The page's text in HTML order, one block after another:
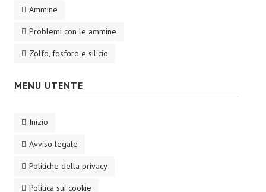
Ammine
Problemi con le ammine
Zolfo, fosforo e silicio
MENU UTENTE
Inizio
Avviso legale
Politiche della privacy
Política sui cookie